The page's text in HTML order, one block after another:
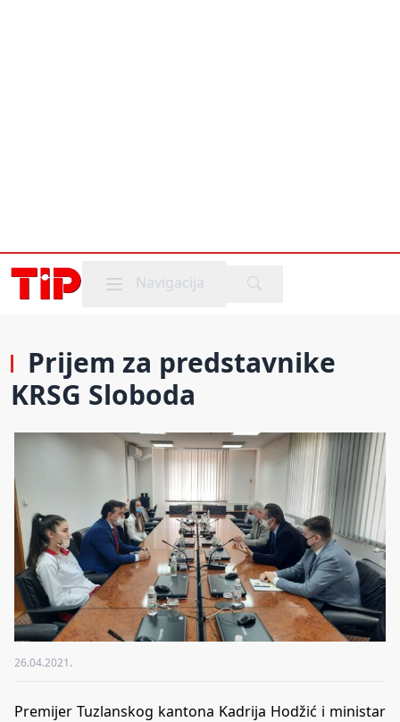
Mobile menu
Navigacija
Prijem za predstavnike
KRSG Sloboda
26.04.2021.
Premijer Tuzlanskog kantona Kadrija Hodžić i ministar